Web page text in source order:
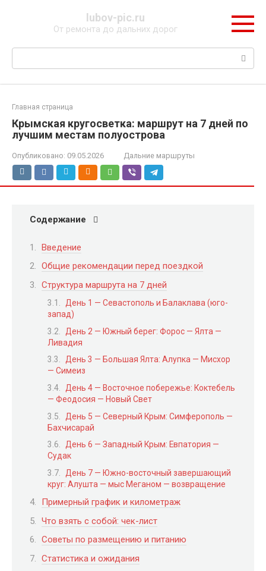
lubov-pic.ru
От ремонта до дальних дорог
Поиск:
Главная страница
Крымская кругосветка: маршрут на 7 дней по
лучшим местам полуострова
Опубликовано: 09.05.2026 Дальние маршруты
Содержание
Введение
Общие рекомендации перед поездкой
Структура маршрута на 7 дней
День 1 — Севастополь и Балаклава (юго-
запад)
День 2 — Южный берег: Форос — Ялта —
Ливадия
День 3 — Большая Ялта: Алупка — Мисхор
— Симеиз
День 4 — Восточное побережье: Коктебель
— Феодосия — Новый Свет
День 5 — Северный Крым: Симферополь —
Бахчисарай
День 6 — Западный Крым: Евпатория —
Судак
День 7 — Южно-восточный завершающий
круг: Алушта — мыс Меганом — возвращение
Примерный график и километраж
Что взять с собой: чек-лист
Советы по размещению и питанию
Статистика и ожидания